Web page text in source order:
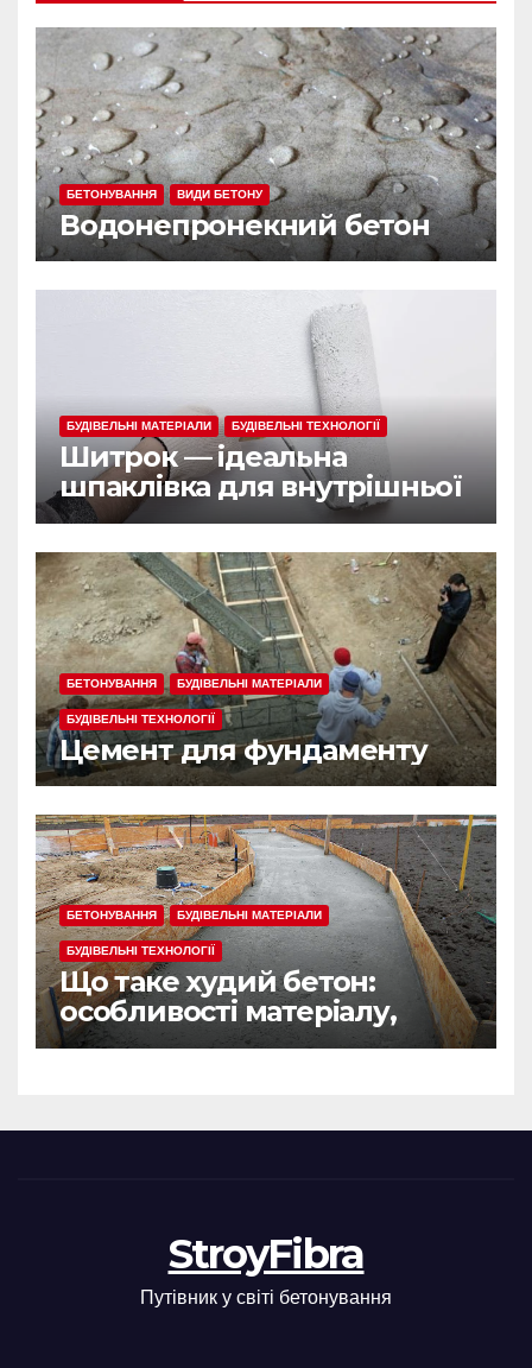
БЕТОНУВАННЯ ВИДИ БЕТОНУ
Водонепронекний бетон
БУДІВЕЛЬНІ МАТЕРІАЛИ БУДІВЕЛЬНІ ТЕХНОЛОГІЇ
Шитрок — ідеальна
шпаклівка для внутрішньої
обробки
БЕТОНУВАННЯ БУДІВЕЛЬНІ МАТЕРІАЛИ
БУДІВЕЛЬНІ ТЕХНОЛОГІЇ
Цемент для фундаменту
БЕТОНУВАННЯ БУДІВЕЛЬНІ МАТЕРІАЛИ
БУДІВЕЛЬНІ ТЕХНОЛОГІЇ
Що таке худий бетон:
особливості матеріалу,
сфера застосування
StroyFibra
Путівник у світі бетонування